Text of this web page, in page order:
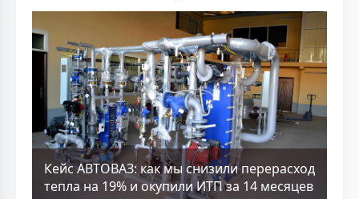
Кейс АВТОВАЗ: как мы снизили перерасход
тепла на 19% и окупили ИТП за 14 месяцев